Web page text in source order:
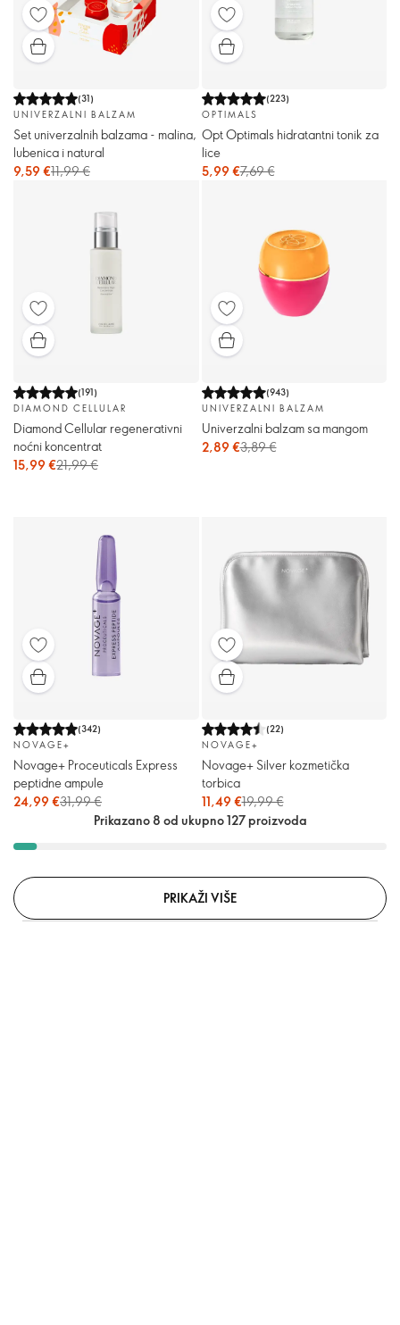
(31)
UNIVERZALNI BALZAM
Set univerzalnih balzama - malina,
lubenica i natural
9,59 €11,99 €
(223)
OPTIMALS
Opt Optimals hidratantni tonik za
lice
5,99 €7,69 €
(191)
DIAMOND CELLULAR
Diamond Cellular regenerativni
noćni koncentrat
15,99 €21,99 €
(943)
UNIVERZALNI BALZAM
Univerzalni balzam sa mangom
2,89 €3,89 €
(342)
NOVAGE+
Novage+ Proceuticals Express
peptidne ampule
24,99 €31,99 €
(22)
NOVAGE+
Novage+ Silver kozmetička
torbica
11,49 €19,99 €
Prikazano 8 od ukupno 127 proizvoda
PRIKAŽI VIŠE